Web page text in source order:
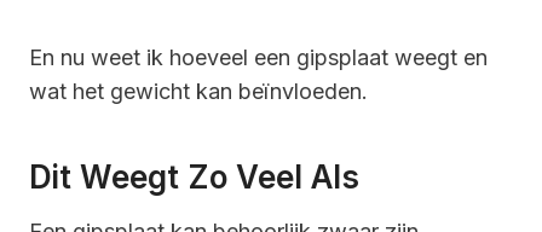
En nu weet ik hoeveel een gipsplaat weegt en
wat het gewicht kan beïnvloeden.
Dit Weegt Zo Veel Als